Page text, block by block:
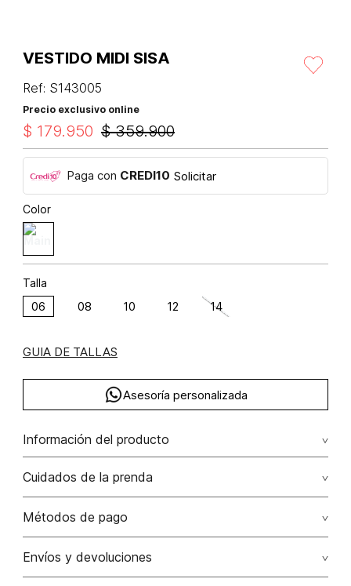
VESTIDO MIDI SISA
Ref: S143005
Precio exclusivo online
$ 359.900
$ 179.950
Paga con CREDI10 Solicitar
Color
Talla
06 08 10 12 14
GUIA DE TALLAS
Asesoría personalizada
Información del producto
Vestido midi globo algodón 62% poliamida 38% 62.00%
algodón/cotton38.00% poliamida/polyamide
Cuidados de la prenda
Lavar a mano por separado / no dejar en remojo / no
No usar lejia
Métodos de pago
Tarjetas de crédito: Visa, Dinners, Master Card y American
Envíos y devoluciones